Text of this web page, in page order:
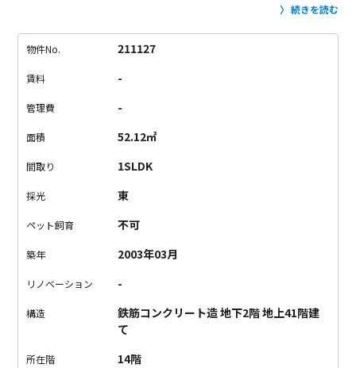
「あー、これは良い物件に違いない！」と確信しました。 今回
規模なマンションです。 広大な敷地には1号棟から4号棟まで、
こちらのお部屋があるのは1番高くそびえ立つ1号棟。
ビングと、隣に寝室という1LDKのタイプです。
で、生活リズムがちょっと違うお二人での暮らしなんかにも良
いかもしれません。
敷地内にはクリニックや保育園、スーパー
い充実した環境が整っています。
の公園で元気に遊んでいて、楽しそうな声が聞こえてきました。
族にはもちろん、幅広く皆様方に愛される場所になるのだろう
続きを読む
物件No. 211127
賃料 -
管理費 -
面積 52.12㎡
間取り 1SLDK
採光 東
ペット飼育 不可
築年 2003年03月
リノベーション -
構造
鉄筋コンクリート造 地下2階 地上41階建
て
所在階 14階